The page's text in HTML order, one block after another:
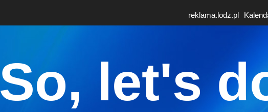
reklama.lodz.pl
So, let's